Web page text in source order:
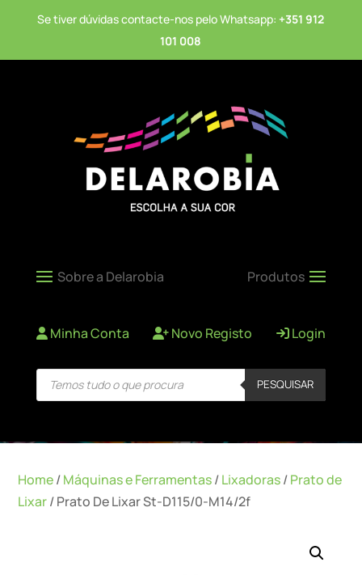
Se tiver dúvidas contacte-nos pelo Whatsapp: +351 912
101 008
Minha Conta Novo Registo Login
Products
search PESQUISAR
Home/Máquinas e Ferramentas/Lixadoras/Prato de
Lixar/ Prato De Lixar St-D115/0-M14/2f